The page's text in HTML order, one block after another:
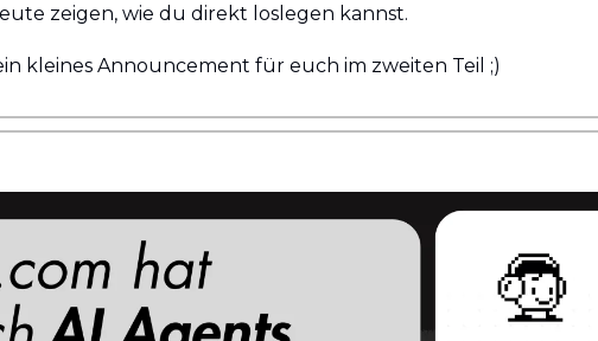
zeigen, wie du direkt loslegen kannst.
kleines Announcement für euch im zweiten Teil ;)